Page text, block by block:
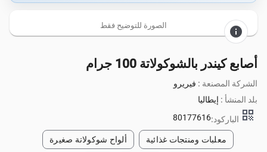
info الصورة للتوضيح فقط
أصابع كيندر بالشوكولاتة 100 جرام
الشركة المصنعة : فيريرو
بلد المنشأ : إيطاليا
qr_code الباركود:80177616
معلبات ومنتجات غذائية ألواح شوكولاتة صغيرة